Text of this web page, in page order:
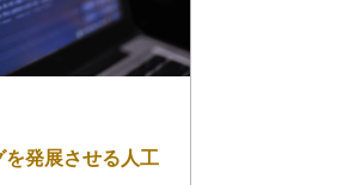
発展させる人工